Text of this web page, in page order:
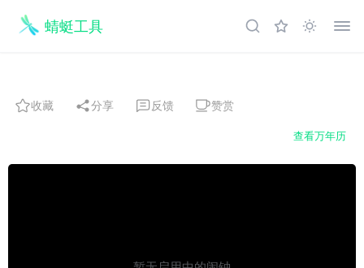
蜻蜓工具
收藏 分享 反馈 赞赏
查看万年历